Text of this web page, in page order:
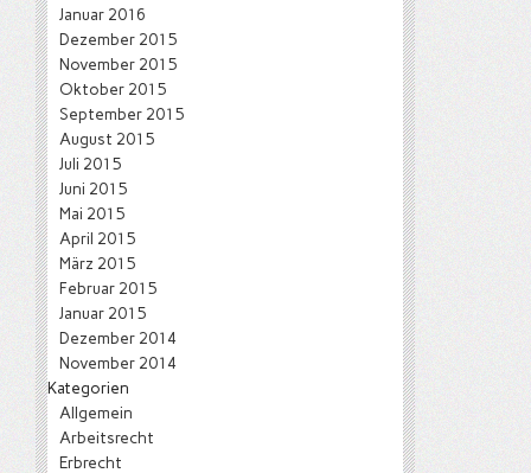
Januar 2016
Dezember 2015
November 2015
Oktober 2015
September 2015
August 2015
Juli 2015
Juni 2015
Mai 2015
April 2015
März 2015
Februar 2015
Januar 2015
Dezember 2014
November 2014
Kategorien
Allgemein
Arbeitsrecht
Erbrecht